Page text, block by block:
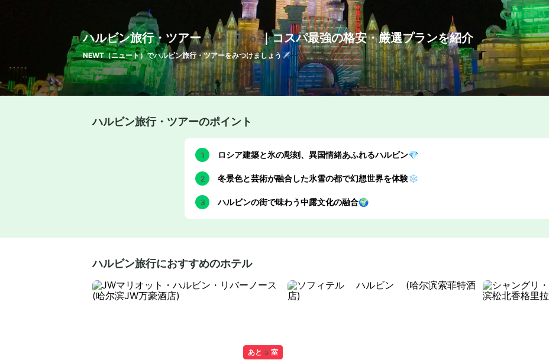
ハルビン旅行・ツアー2026｜コスパ最強の格安・厳選プランを紹介
NEWT（ニュート）でハルビン旅行・ツアーをみつけましょう✈️
ハルビン旅行・ツアーのポイント
ロシア建築と氷の彫刻、異国情緒あふれるハルビン💎
冬景色と芸術が融合した氷雪の都で幻想世界を体験❄️
ハルビンの街で味わう中露文化の融合🌍
ハルビン旅行におすすめのホテル
あと5室